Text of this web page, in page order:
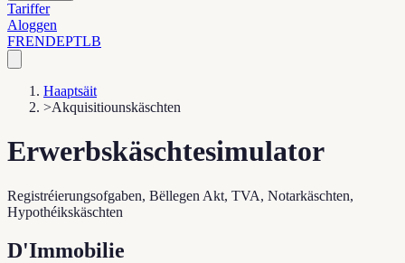
Tariffer
Aloggen
FRENDEPTLB
Haaptsäit
>Akquisitiounskäschten
Erwerbskäschtesimulator
Registréierungsofgaben, Bëllegen Akt, TVA, Notarkäschten,
Hypothéikskäschten
D'Immobilie